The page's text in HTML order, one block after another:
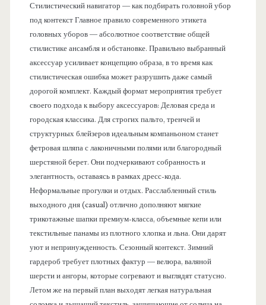
Стилистический навигатор — как подбирать головной убор
под контекст Главное правило современного этикета
головных уборов — абсолютное соответствие общей
стилистике ансамбля и обстановке. Правильно выбранный
аксессуар усиливает концепцию образа, в то время как
стилистическая ошибка может разрушить даже самый
дорогой комплект. Каждый формат мероприятия требует
своего подхода к выбору аксессуаров: Деловая среда и
городская классика. Для строгих пальто, тренчей и
структурных блейзеров идеальным компаньоном станет
фетровая шляпа с лаконичными полями или благородный
шерстяной берет. Они подчеркивают собранность и
элегантность, оставаясь в рамках дресс-кода.
Неформальные прогулки и отдых. Расслабленный стиль
выходного дня (casual) отлично дополняют мягкие
трикотажные шапки премиум-класса, объемные кепи или
текстильные панамы из плотного хлопка и льна. Они дарят
уют и непринужденность. Сезонный контекст. Зимний
гардероб требует плотных фактур — велюра, валяной
шерсти и ангоры, которые согревают и выглядят статусно.
Летом же на первый план выходят легкая натуральная